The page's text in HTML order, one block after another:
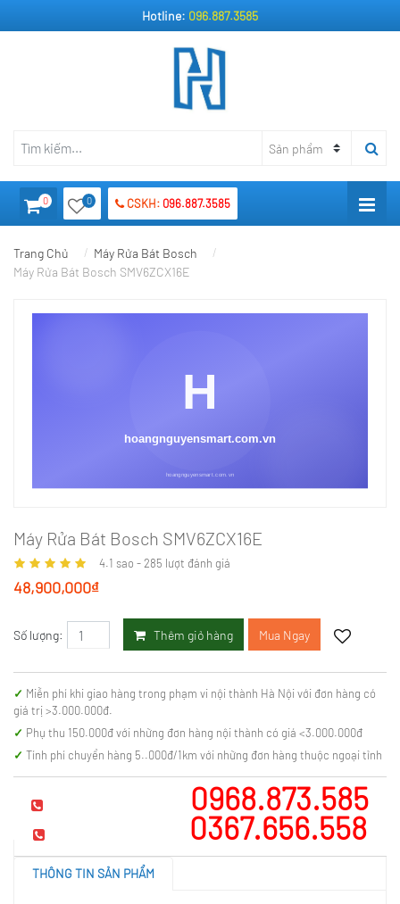
Hotline: 096.887.3585
0 0 CSKH: 096.887.3585
Trang Chủ
Máy Rửa Bát Bosch
Máy Rửa Bát Bosch SMV6ZCX16E
Máy Rửa Bát Bosch SMV6ZCX16E
4.1 sao -285 lượt đánh giá
48,900,000₫
Số lượng: Thêm giỏ hàng Mua Ngay
Miễn phí khi giao hàng trong phạm vi nội thành Hà Nội với đơn hàng có
giá trị >3.000.000đ.
Phụ thu 150.000đ với những đơn hàng nội thành có giá <3.000.000đ
Tính phí chuyển hàng 5..000đ/1km với những đơn hàng thuộc ngoại tỉnh
0968.873.585
0367.656.558
THÔNG TIN SẢN PHẨM